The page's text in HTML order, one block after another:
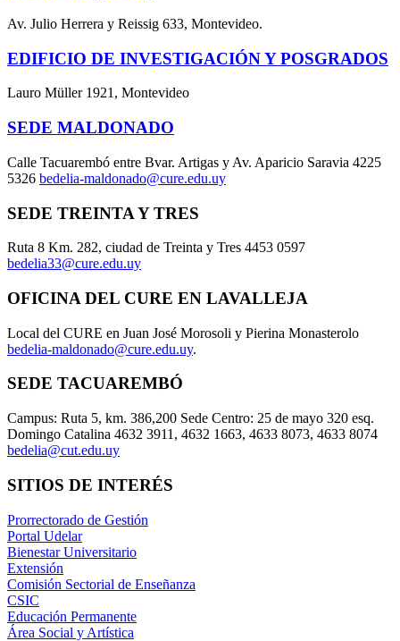
Av. Julio Herrera y Reissig 633, Montevideo.
EDIFICIO DE INVESTIGACIÓN Y POSGRADOS
Lauro Müller 1921, Montevideo
SEDE MALDONADO
Calle Tacuarembó entre Bvar. Artigas y Av. Aparicio Saravia 4225
5326 bedelia-maldonado@cure.edu.uy
SEDE TREINTA Y TRES
Ruta 8 Km. 282, ciudad de Treinta y Tres 4453 0597
bedelia33@cure.edu.uy
OFICINA DEL CURE EN LAVALLEJA
Local del CURE en Juan José Morosoli y Pierina Monasterolo
bedelia-maldonado@cure.edu.uy.
SEDE TACUAREMBÓ
Campus: Ruta 5, km. 386,200 Sede Centro: 25 de mayo 320 esq.
Domingo Catalina 4632 3911, 4632 1663, 4633 8073, 4633 8074
bedelia@cut.edu.uy
SITIOS DE INTERÉS
Prorrectorado de Gestión
Portal Udelar
Bienestar Universitario
Extensión
Comisión Sectorial de Enseñanza
CSIC
Educación Permanente
Área Social y Artística